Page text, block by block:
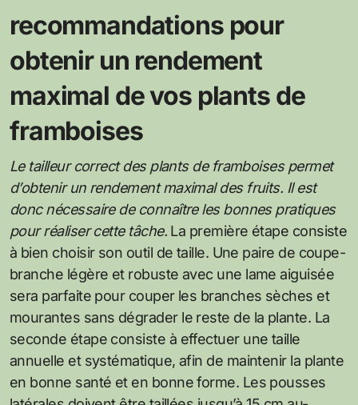
recommandations pour
obtenir un rendement
maximal de vos plants de
framboises
Le tailleur correct des plants de framboises permet
d’obtenir un rendement maximal des fruits. Il est
donc nécessaire de connaître les bonnes pratiques
pour réaliser cette tâche.La première étape consiste
à bien choisir son outil de taille. Une paire de coupe-
branche légère et robuste avec une lame aiguisée
sera parfaite pour couper les branches sèches et
mourantes sans dégrader le reste de la plante. La
seconde étape consiste à effectuer une taille
annuelle et systématique, afin de maintenir la plante
en bonne santé et en bonne forme. Les pousses